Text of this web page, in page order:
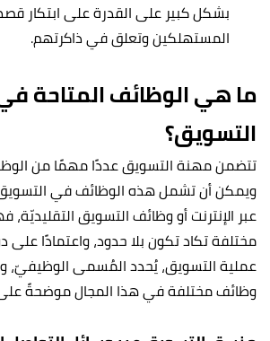
بشكل كبير على القدرة على ابتكار
المستهلكين وتعلق في ذاكرتهم.
ما هي الوظائف المتاحة
التسويق؟
تتضمن مهنة التسويق عددًا مهمًا من
ويمكن أن تشمل هذه الوظائف في
عبر الإنترنت أو وظائف التسويق
مختلفة تكاد تكون بلا حدود، واعتمادًا
عملية التسويق، يُحدد المُسمى الوظيفيّ،
وظائف مختلفة في هذا المجال موضحةً على